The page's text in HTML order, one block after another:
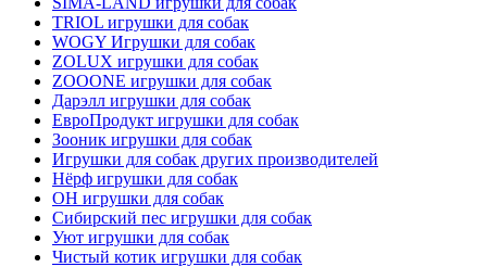
TRIOL игрушки для собак
WOGY Игрушки для собак
ZOLUX игрушки для собак
ZOOONE игрушки для собак
Дарэлл игрушки для собак
ЕвроПродукт игрушки для собак
Зооник игрушки для собак
Игрушки для собак других производителей
Нёрф игрушки для собак
ОН игрушки для собак
Сибирский пес игрушки для собак
Уют игрушки для собак
Чистый котик игрушки для собак